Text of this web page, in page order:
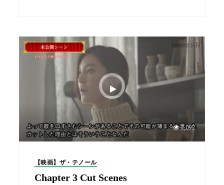
2,092
【映画】ザ・テノール
Chapter 3 Cut Scenes